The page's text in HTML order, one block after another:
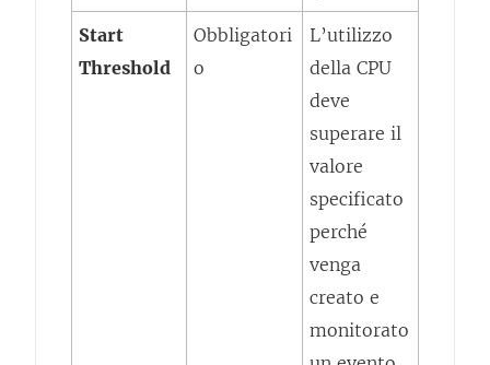
Start
Threshold
Obbligatori
o
L’utilizzo
della CPU
deve
superare il
valore
specificato
perché
venga
creato e
monitorato